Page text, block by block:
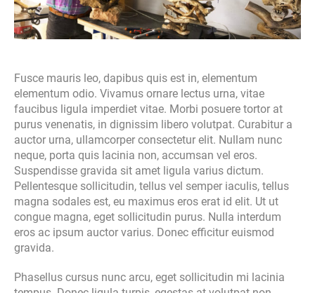
Fusce mauris leo, dapibus quis est in, elementum
elementum odio. Vivamus ornare lectus urna, vitae
faucibus ligula imperdiet vitae. Morbi posuere tortor at
purus venenatis, in dignissim libero volutpat. Curabitur a
auctor urna, ullamcorper consectetur elit. Nullam nunc
neque, porta quis lacinia non, accumsan vel eros.
Suspendisse gravida sit amet ligula varius dictum.
Pellentesque sollicitudin, tellus vel semper iaculis, tellus
magna sodales est, eu maximus eros erat id elit. Ut ut
congue magna, eget sollicitudin purus. Nulla interdum
eros ac ipsum auctor varius. Donec efficitur euismod
gravida.
Phasellus cursus nunc arcu, eget sollicitudin mi lacinia